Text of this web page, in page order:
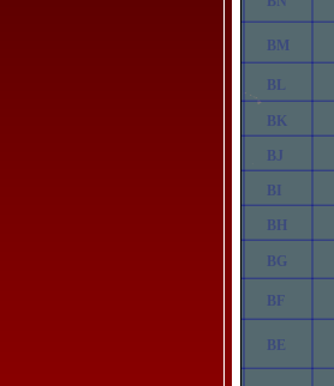
BE
BF
BG
BH
BI
BJ
BK
BL
BM